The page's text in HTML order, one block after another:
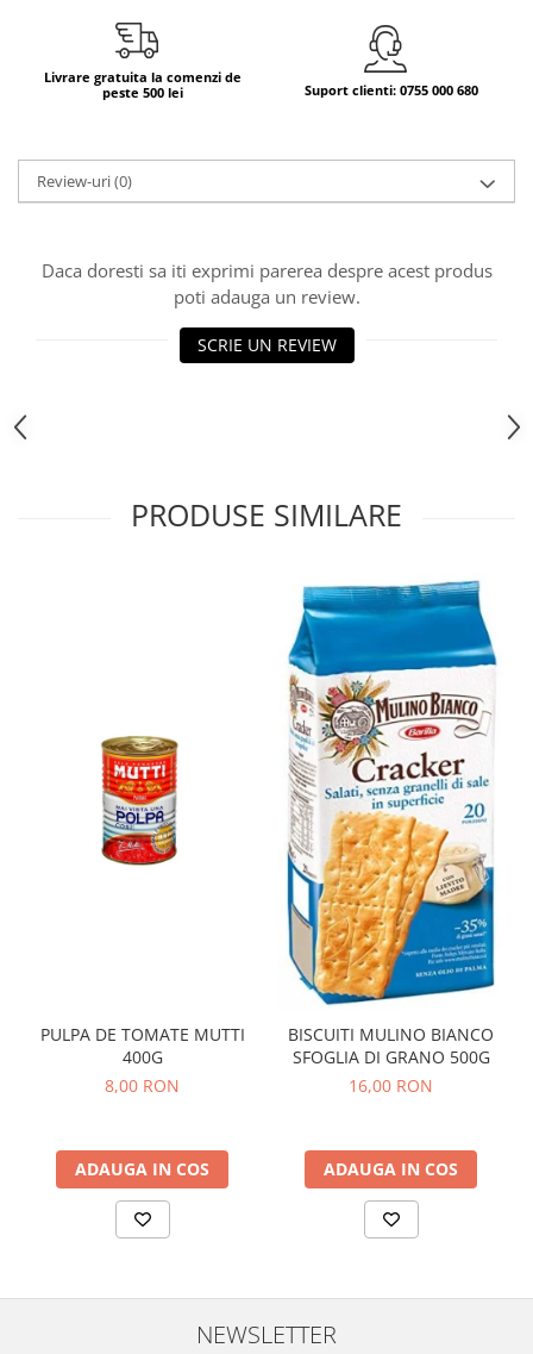
Bere italiana
Vinuri italiene
Bauturi aperitive, alcoolice
Sucuri si bauturi racoritoare
Ceai
Produse fara gluten
Produse de patiserie
Livrare gratuita la comenzi de
peste 500 lei
Suport clienti: 0755 000 680
Review-uri(0)
Daca doresti sa iti exprimi parerea despre acest produs
poti adauga un review.
SCRIE UN REVIEW
PRODUSE SIMILARE
PULPA DE TOMATE MUTTI
400G
8,00 RON
ADAUGA IN COS
BISCUITI MULINO BIANCO
SFOGLIA DI GRANO 500G
16,00 RON
ADAUGA IN COS
NEWSLETTER